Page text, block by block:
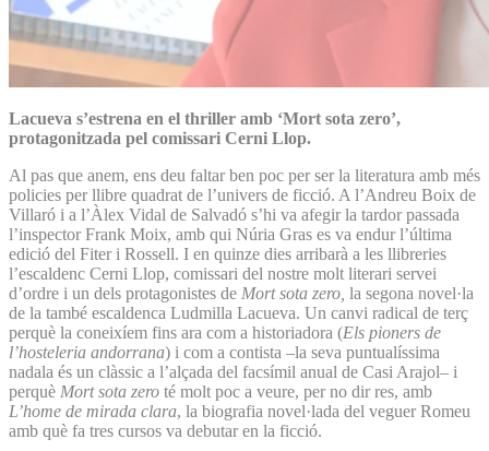
Lacueva s’estrena en el thriller amb ‘Mort sota zero’,
protagonitzada pel comissari Cerni Llop.
Al pas que anem, ens deu faltar ben poc per ser la literatura amb més
policies per llibre quadrat de l’univers de ficció. A l’Andreu Boix de
Villaró i a l’Àlex Vidal de Salvadó s’hi va afegir la tardor passada
l’inspector Frank Moix, amb qui Núria Gras es va endur l’última
edició del Fiter i Rossell. I en quinze dies arribarà a les llibreries
l’escaldenc Cerni Llop, comissari del nostre molt literari servei
d’ordre i un dels protagonistes de Mort sota zero, la segona novel·la
de la també escaldenca Ludmilla Lacueva. Un canvi radical de terç
perquè la coneixíem fins ara com a historiadora (Els pioners de
l’hosteleria andorrana) i com a contista –la seva puntualíssima
nadala és un clàssic a l’alçada del facsímil anual de Casi Arajol– i
perquè Mort sota zero té molt poc a veure, per no dir res, amb
L’home de mirada clara, la biografia novel·lada del veguer Romeu
amb què fa tres cursos va debutar en la ficció.